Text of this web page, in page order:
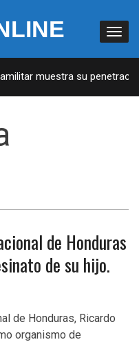
muestra su
de Honduras
de su hijo.
de Honduras, Ricardo
organismo de